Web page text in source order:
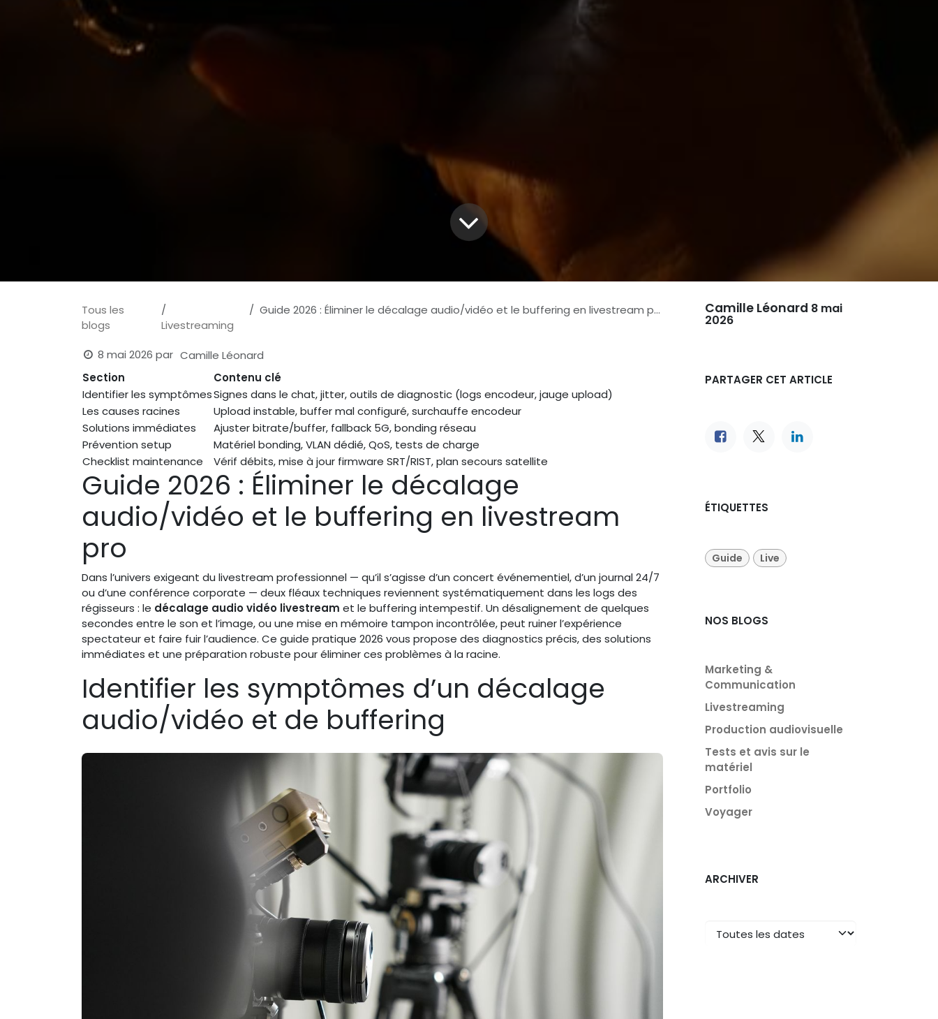
Tous les
blogs
Livestreaming
Guide 2026 : Éliminer le décalage audio/vidéo et le buffering en livestream pro
8 mai 2026 par Camille Léonard
Section
Contenu clé
Identifier les symptômesSignes dans le chat, jitter, outils de diagnostic (logs encodeur, jauge upload)
Les causes racines
Upload instable, buffer mal configuré, surchauffe encodeur
Solutions immédiates
Ajuster bitrate/buffer, fallback 5G, bonding réseau
Prévention setup
Matériel bonding, VLAN dédié, QoS, tests de charge
Checklist maintenance
Vérif débits, mise à jour firmware SRT/RIST, plan secours satellite
Guide 2026 : Éliminer le décalage
audio/vidéo et le buffering en livestream
pro
Dans l’univers exigeant du livestream professionnel — qu’il s’agisse d’un concert événementiel, d’un journal 24/7
ou d’une conférence corporate — deux fléaux techniques reviennent systématiquement dans les logs des
régisseurs : le décalage audio vidéo livestream et le buffering intempestif. Un désalignement de quelques
secondes entre le son et l’image, ou une mise en mémoire tampon incontrôlée, peut ruiner l’expérience
spectateur et faire fuir l’audience. Ce guide pratique 2026 vous propose des diagnostics précis, des solutions
immédiates et une préparation robuste pour éliminer ces problèmes à la racine.
Identifier les symptômes d’un décalage
audio/vidéo et de buffering
Camille Léonard 8 mai
2026
PARTAGER CET ARTICLE
ÉTIQUETTES
Guide Live
NOS BLOGS
Marketing &
Communication
Livestreaming
Production audiovisuelle
Tests et avis sur le
matériel
Portfolio
Voyager
ARCHIVER